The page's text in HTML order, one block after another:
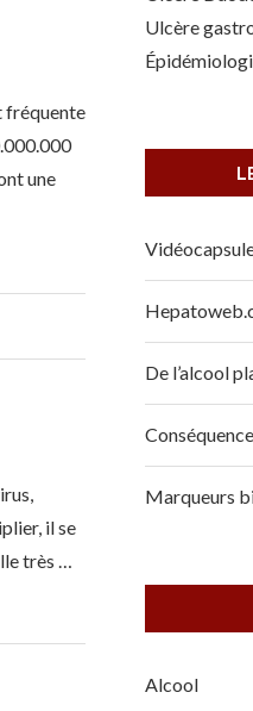
fréquente
une
il se
très …
Ulcère
De l’alcool
Marqueurs
Alcool